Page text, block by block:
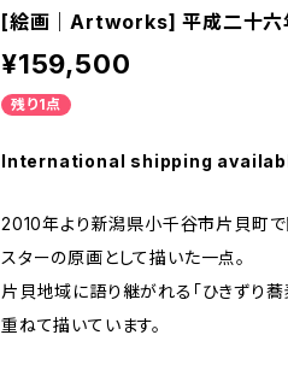
[絵画｜Artworks] 平成二十六
¥159,500
残り1点
International shipping
2010年より新潟県小千谷市片貝町で
スターの原画として描いた一点。
片貝地域に語り継がれる「ひきずり
重ねて描いています。